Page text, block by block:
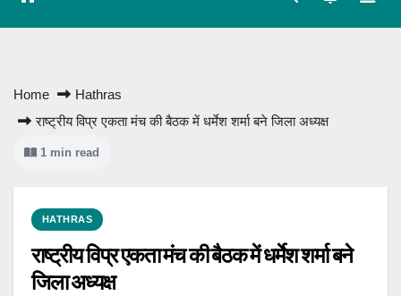
Home
Hathras
राष्ट्रीय विप्र एकता मंच की बैठक में धर्मेश शर्मा बने जिला अध्यक्ष
1 min read
HATHRAS
राष्ट्रीय विप्र एकता मंच की बैठक में धर्मेश शर्मा बने
जिला अध्यक्ष